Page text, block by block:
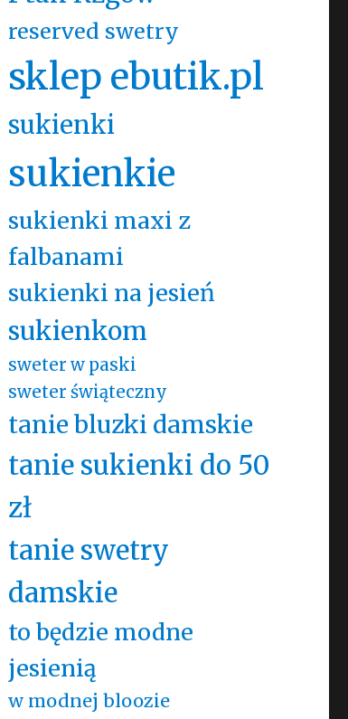
reserved swetry
sklep ebutik.pl
sukienki
sukienkie
sukienki maxi z
falbanami
sukienki na jesień
sukienkom
sweter w paski
sweter świąteczny
tanie bluzki damskie
tanie sukienki do 50
zł
tanie swetry
damskie
to będzie modne
jesienią
w modnej bloozie